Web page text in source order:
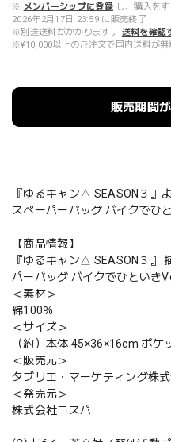
※ メンバーシップに登録 し、購入を
2026年2月17日 23:59 に販売終了
※別途送料がかかります。
送料を確認
※¥10,000以上のご注文で国内送料が無
販売期間
『ゆるキャン△ SEASON３』
スペーパーバッグ バイクでひ
【商品情報】
『ゆるキャン△ SEASON３』
パーバッグ バイクでひといき
＜素材＞
綿100％
＜サイズ＞
（約）本体 45×36×16cm ポ
＜販売元＞
タブリエ・マーケティング株
＜発売元＞
株式会社コスパ